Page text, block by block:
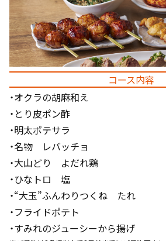
コース内容
・オクラの胡麻和え
・とり皮ポン酢
・明太ポテサラ
・名物 レバッチョ
・大山どり よだれ鶏
・ひなトロ 塩
・“大玉”ふんわりつくね たれ
・フライドポテト
・すみれのジューシーから揚げ